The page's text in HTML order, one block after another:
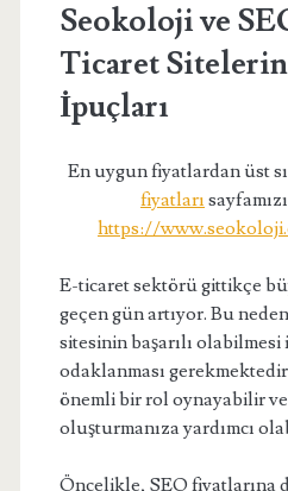
Seokoloji ve
Ticaret
İpuçları
En uygun fiyatlardan üst
fiyatları
https://
E-ticaret sektörü gittikçe
geçen gün artıyor. Bu
sitesinin başarılı
odaklanması
önemli bir rol oynayabilir
oluşturmanıza yardımcı
Öncelikle, SEO fiyatlarına